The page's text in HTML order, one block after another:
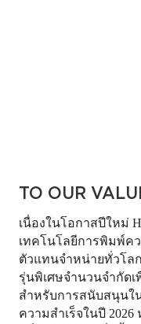
TO OUR
เนื่องในโอกาสปีใหม่
เทคโนโลยีการพิมพ์ค
ตัวแทนจำหน่ายทั่วโล
รุ่นพิเศษจำนวนจำกั
สำหรับการสนับสนุนใ
ความสำเร็จในปี